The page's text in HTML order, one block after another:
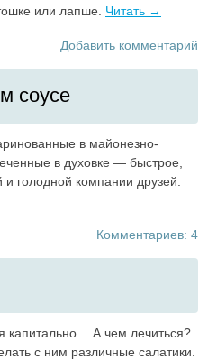
или лапше.
Читать →
Добавить комментарий
соусе
в майонезно-
в духовке — быстрое,
голодной компании друзей.
Комментариев: 4
капитально… А чем лечиться?
с ним различные салатики.